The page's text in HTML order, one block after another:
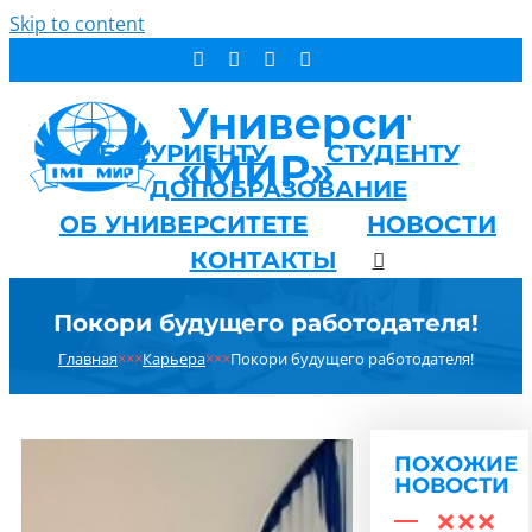
Skip to content
АБИТУРИЕНТУ
СТУДЕНТУ
ДОПОБРАЗОВАНИЕ
ОБ УНИВЕРСИТЕТЕ
НОВОСТИ
КОНТАКТЫ
Покори будущего работодателя!
Главная×××Карьера×××Покори будущего работодателя!
ПОХОЖИЕ
НОВОСТИ